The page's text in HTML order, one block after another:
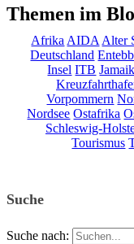
Themen im
Afrika AIDA Alter
Deutschland
Insel ITB
Vorpommern
Nordsee Ostafrika
Schleswig-
Tourismus
Suche
Suche nach: